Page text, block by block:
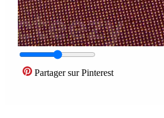
Partager sur Pinterest